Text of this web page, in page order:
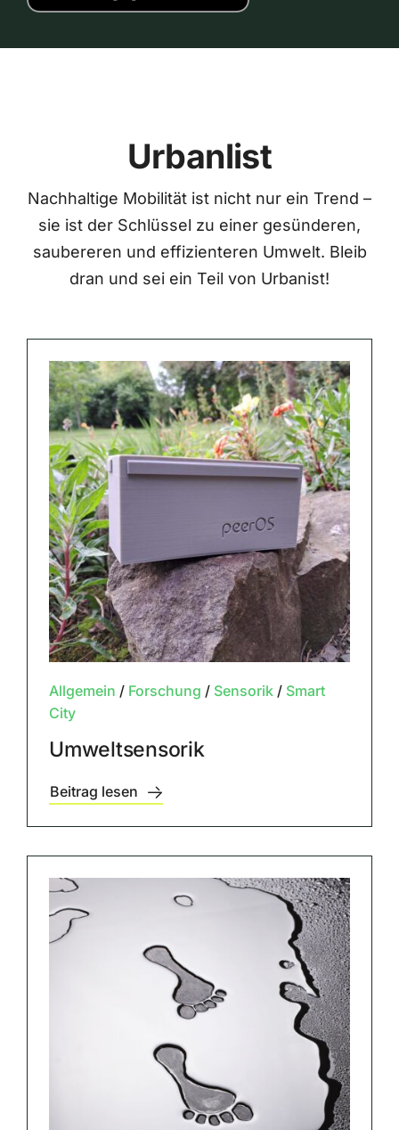
Urbanlist
Nachhaltige Mobilität ist nicht nur ein Trend –
sie ist der Schlüssel zu einer gesünderen,
saubereren und effizienteren Umwelt. Bleib
dran und sei ein Teil von Urbanist!
Allgemein / Forschung / Sensorik/ Smart
City
Umweltsensorik
Beitrag lesen